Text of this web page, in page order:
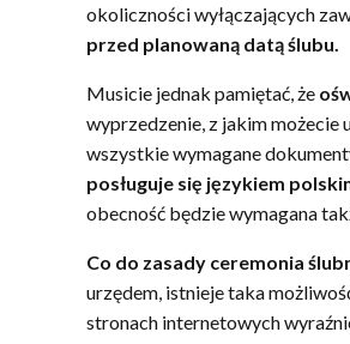
okoliczności wyłączających
przed planowaną datą ślubu.
Musicie jednak pamiętać, że
wyprzedzenie, z jakim możecie
wszystkie wymagane
posługuje się językiem
obecność będzie wymagana
Co do zasady ceremonia
urzędem, istnieje taka
stronach internetowych